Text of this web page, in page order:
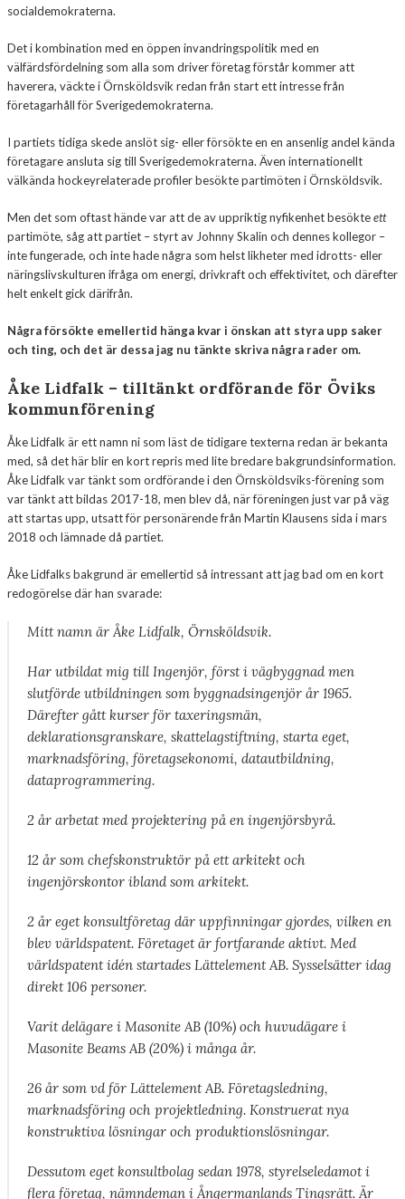
socialdemokraterna.
Det i kombination med en öppen invandringspolitik med en
välfärdsfördelning som alla som driver företag förstår kommer att
haverera, väckte i Örnsköldsvik redan från start ett intresse från
företagarhåll för Sverigedemokraterna.
I partiets tidiga skede anslöt sig- eller försökte en en ansenlig andel kända
företagare ansluta sig till Sverigedemokraterna. Även internationellt
välkända hockeyrelaterade profiler besökte partimöten i Örnsköldsvik.
Men det som oftast hände var att de av uppriktig nyfikenhet besökteett
partimöte, såg att partiet – styrt av Johnny Skalin och dennes kollegor –
inte fungerade, och inte hade några som helst likheter med idrotts- eller
näringslivskulturen ifråga om energi, drivkraft och effektivitet, och därefter
helt enkelt gick därifrån.
Några försökte emellertid hänga kvar i önskan att styra upp saker
och ting, och det är dessa jag nu tänkte skriva några rader om.
Åke Lidfalk – tilltänkt ordförande för Öviks
kommunförening
Åke Lidfalk är ett namn ni som läst de tidigare texterna redan är bekanta
med, så det här blir en kort repris med lite bredare bakgrundsinformation.
Åke Lidfalk var tänkt som ordförande i den Örnsköldsviks-förening som
var tänkt att bildas 2017-18, men blev då, när föreningen just var på väg
att startas upp, utsatt för personärende från Martin Klausens sida i mars
2018 och lämnade då partiet.
Åke Lidfalks bakgrund är emellertid så intressant att jag bad om en kort
redogörelse där han svarade:
Mitt namn är Åke Lidfalk, Örnsköldsvik.
Har utbildat mig till Ingenjör, först i vägbyggnad men
slutförde utbildningen som byggnadsingenjör år 1965.
Därefter gått kurser för taxeringsmän,
deklarationsgranskare, skattelagstiftning, starta eget,
marknadsföring, företagsekonomi, datautbildning,
dataprogrammering.
2 år arbetat med projektering på en ingenjörsbyrå.
12 år som chefskonstruktör på ett arkitekt och
ingenjörskontor ibland som arkitekt.
2 år eget konsultföretag där uppfinningar gjordes, vilken en
blev världspatent. Företaget är fortfarande aktivt. Med
världspatent idén startades Lättelement AB. Sysselsätter idag
direkt 106 personer.
Varit delägare i Masonite AB (10%) och huvudägare i
Masonite Beams AB (20%) i många år.
26 år som vd för Lättelement AB. Företagsledning,
marknadsföring och projektledning. Konstruerat nya
konstruktiva lösningar och produktionslösningar.
Dessutom eget konsultbolag sedan 1978, styrelseledamot i
flera företag, nämndeman i Ångermanlands Tingsrätt. Är